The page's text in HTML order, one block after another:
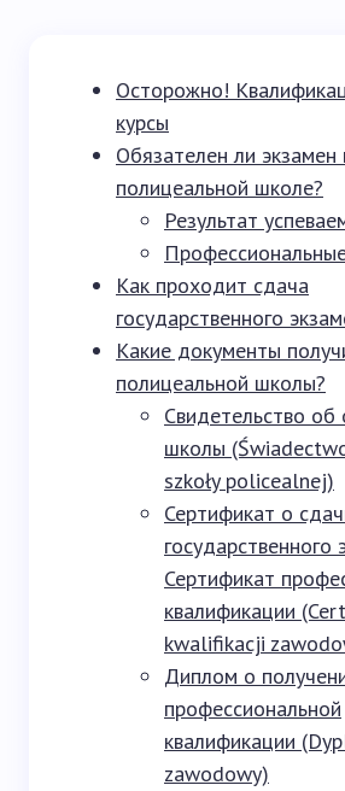
Осторожно!
курсы
Обязателен ли экзамен
полицеальной школе?
Результат
Как проходит сдача
государственного
Какие документы
полицеальной школы?
Свидетельство об
школы
szkoły policealnej)
Сертификат о
государственного
Сертификат
квалификации
kwalifikacji
Диплом о
профессиональной
квалификации
zawodowy)